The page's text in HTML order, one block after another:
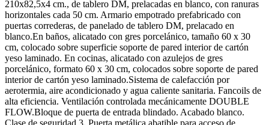
210x82,5x4 cm., de tablero DM, prelacadas en blanco, con ranuras
horizontales cada 50 cm. Armario empotrado prefabricado con
puertas correderas, de panelado de tablero DM, prelacado en
blanco.En baños, alicatado con gres porcelánico, tamaño 60 x 30
cm, colocado sobre superficie soporte de pared interior de cartón
yeso laminado. En cocinas, alicatado con azulejos de gres
porcelánico, formato 60 x 30 cm, colocados sobre soporte de pared
interior de cartón yeso laminado.Sistema de calefacción por
aerotermia, aire acondicionado y agua caliente sanitaria. Fancoils de
alta eficiencia. Ventilación controlada mecánicamente DOUBLE
FLOW.Bloque de puerta de entrada blindado. Acabado blanco.
Clase de seguridad 3. Puerta metálica abatible para acceso de